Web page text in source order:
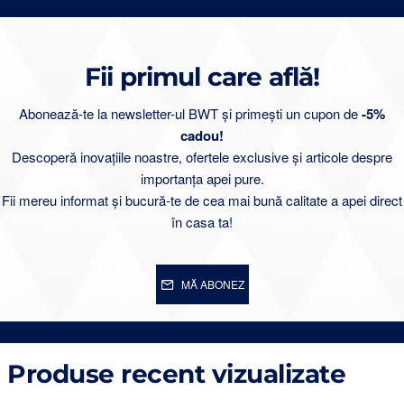
Fii primul care află!
Abonează-te la newsletter-ul BWT și primești un cupon de-5%
cadou!
Descoperă inovațiile noastre, ofertele exclusive și articole despre
importanța apei pure.
Fii mereu informat și bucură-te de cea mai bună calitate a apei direct
în casa ta!
MĂ ABONEZ
Produse recent vizualizate